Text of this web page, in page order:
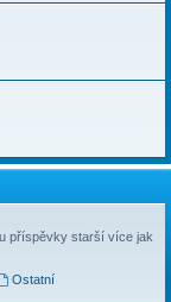
příspěvky starší více jak
Ostatní